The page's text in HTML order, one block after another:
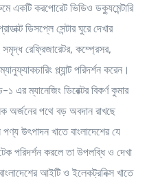
একটি করপোরেট ভিডিও ডক্যুমেন্টারি
ডিসপ্লে সেন্টার ঘুরে দেখার
রেফ্রিজারেটর, কম্প্রেসর,
প্ল্যান্ট পরিদর্শন করেন।
এর ম্যানেজিং ডিরেক্টর বিকর্ণ কুমার
অর্জনের পথে বড় অবদান রাখছে
উৎপাদন খাতে বাংলাদেশের যে
পরিদর্শন করলে তা উপলব্ধি ও দেখা
আইটি ও ইলেকট্রনিক্স খাতে